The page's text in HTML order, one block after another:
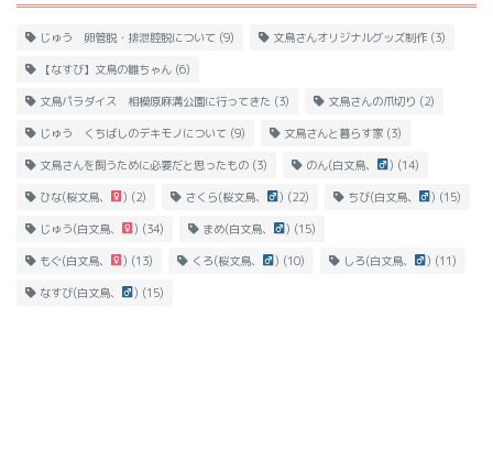
じゅう 卵管脱・排泄腔脱について (9) 文鳥さんオリジナルグッズ制作 (3)
【なすび】文鳥の雛ちゃん (6)
文鳥パラダイス 相模原麻溝公園に行ってきた (3) 文鳥さんの爪切り (2)
じゅう くちばしのデキモノについて (9) 文鳥さんと暮らす家 (3)
文鳥さんを飼うために必要だと思ったもの (3) のん(白文鳥、 ) (14)
ひな(桜文鳥、 ) (2) さくら(桜文鳥、 ) (22) ちび(白文鳥、 ) (15)
じゅう(白文鳥、 ) (34) まめ(白文鳥、 ) (15)
もぐ(白文鳥、 ) (13) くろ(桜文鳥、 ) (10) しろ(白文鳥、 ) (11)
なすび(白文鳥、 ) (15)